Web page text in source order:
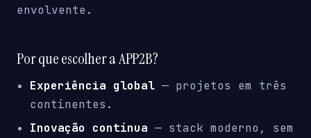
envolvente.
Por que escolher a APP2B?
Experiência global — projetos em três
continentes.
Inovação contínua — stack moderno, sem